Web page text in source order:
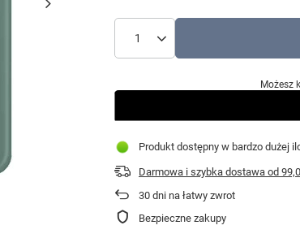
Możesz
Produkt dostępny w bardzo dużej
Darmowa i szybka dostawaod
30dni na łatwy zwrot
Bezpieczne zakupy